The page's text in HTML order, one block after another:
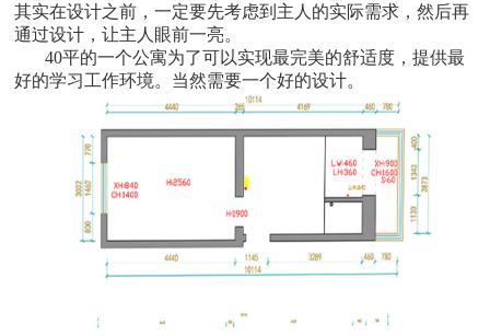
其实在设计之前，一定要先考虑到主人的实际需求，然后再
通过设计，让主人眼前一亮。
40平的一个公寓为了可以实现最完美的舒适度，提供最
好的学习工作环境。当然需要一个好的设计。